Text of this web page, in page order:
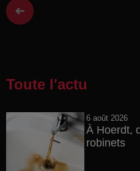
Toute l'actu
6 août 2026
À Hoerdt,
robinets